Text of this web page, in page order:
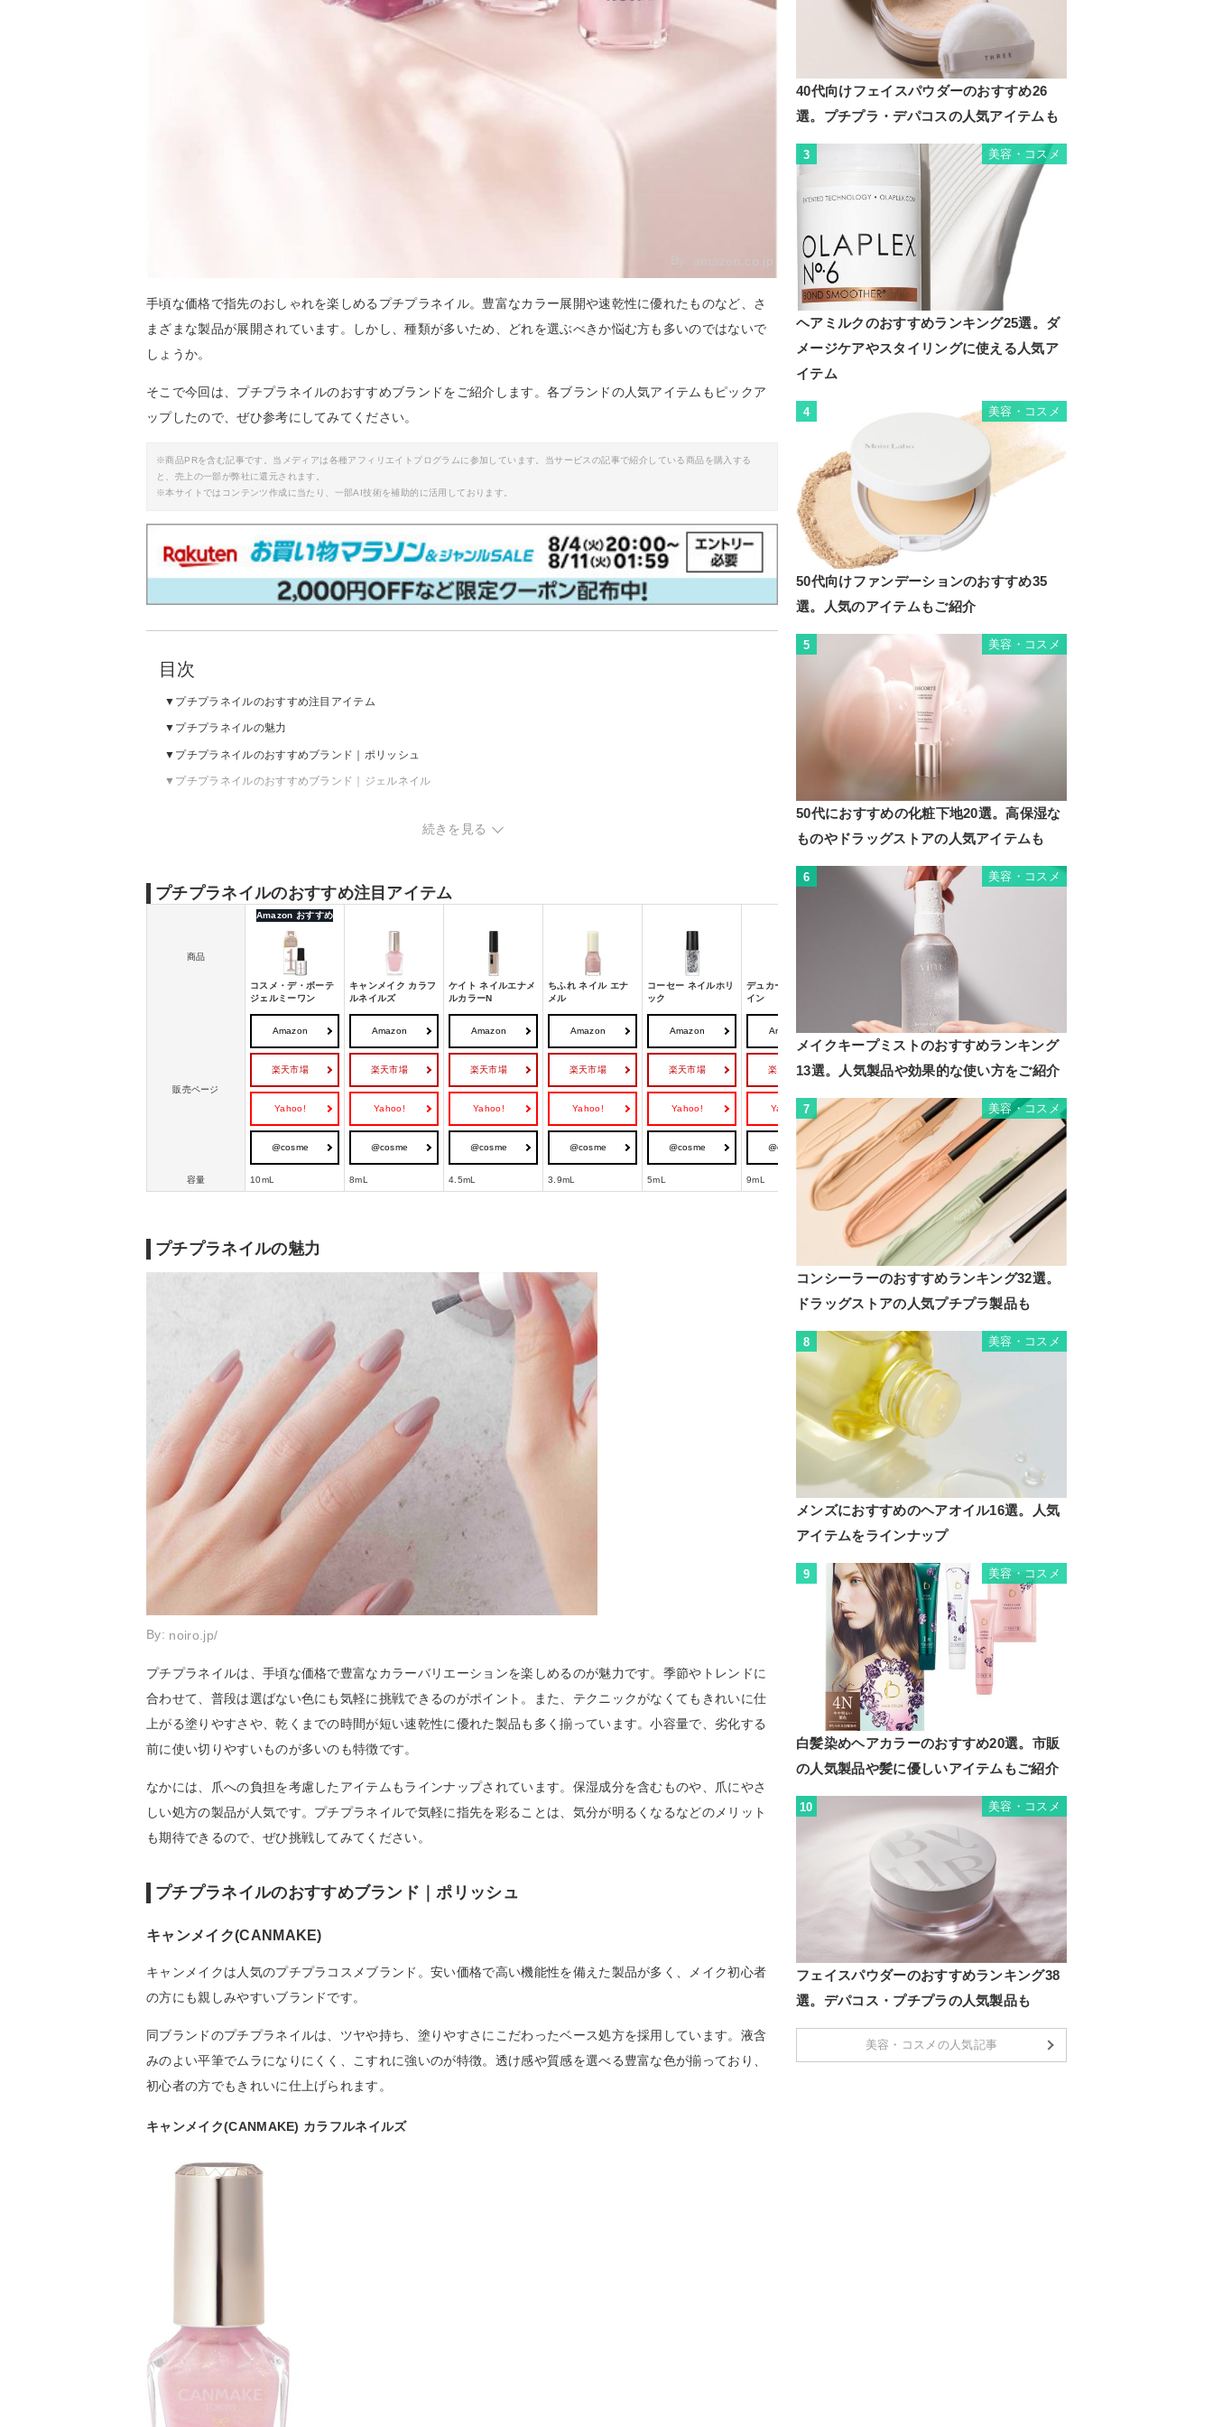
amazon.co.jp
手頃な価格で指先のおしゃれを楽しめるプチプラネイル。豊富なカラー展開や速乾性に優れたものなど、さ
まざまな製品が展開されています。しかし、種類が多いため、どれを選ぶべきか悩む方も多いのではないで
しょうか。
そこで今回は、プチプラネイルのおすすめブランドをご紹介します。各ブランドの人気アイテムもピックア
ップしたので、ぜひ参考にしてみてください。
※商品PRを含む記事です。当メディアは各種アフィリエイトプログラムに参加しています。当サービスの記事で紹介している商品を購入する
と、売上の一部が弊社に還元されます。
※本サイトではコンテンツ作成に当たり、一部AI技術を補助的に活用しております。
目次
プチプラネイルのおすすめ注目アイテム
プチプラネイルの魅力
プチプラネイルのおすすめブランド｜ポリッシュ
プチプラネイルのおすすめブランド｜ジェルネイル
続きを見る
プチプラネイルのおすすめ注目アイテム
商品
Amazon おすすめ
コスメ・デ・ボーテ
ジェルミーワン
キャンメイク カラフ
ルネイルズ
ケイト ネイルエナメ
ルカラーN
ちふれ ネイル エナ
メル
コーセー ネイルホリ
ック
デュカート ネイルマ
イン
販売ページ
Amazon
楽天市場
Yahoo!
@cosme
Amazon
楽天市場
Yahoo!
@cosme
Amazon
楽天市場
Yahoo!
@cosme
Amazon
楽天市場
Yahoo!
@cosme
Amazon
楽天市場
Yahoo!
@cosme
Amazon
楽天市場
Yahoo!
@cosme
容量 10mL 8mL 4.5mL 3.9mL 5mL 9mL
プチプラネイルの魅力
By: noiro.jp/
プチプラネイルは、手頃な価格で豊富なカラーバリエーションを楽しめるのが魅力です。季節やトレンドに
合わせて、普段は選ばない色にも気軽に挑戦できるのがポイント。また、テクニックがなくてもきれいに仕
上がる塗りやすさや、乾くまでの時間が短い速乾性に優れた製品も多く揃っています。小容量で、劣化する
前に使い切りやすいものが多いのも特徴です。
なかには、爪への負担を考慮したアイテムもラインナップされています。保湿成分を含むものや、爪にやさ
しい処方の製品が人気です。プチプラネイルで気軽に指先を彩ることは、気分が明るくなるなどのメリット
も期待できるので、ぜひ挑戦してみてください。
プチプラネイルのおすすめブランド｜ポリッシュ
キャンメイク(CANMAKE)
キャンメイクは人気のプチプラコスメブランド。安い価格で高い機能性を備えた製品が多く、メイク初心者
の方にも親しみやすいブランドです。
同ブランドのプチプラネイルは、ツヤや持ち、塗りやすさにこだわったベース処方を採用しています。液含
みのよい平筆でムラになりにくく、こすれに強いのが特徴。透け感や質感を選べる豊富な色が揃っており、
初心者の方でもきれいに仕上げられます。
キャンメイク(CANMAKE) カラフルネイルズ
40代向けフェイスパウダーのおすすめ26
選。プチプラ・デパコスの人気アイテムも
3 美容・コスメ
ヘアミルクのおすすめランキング25選。ダ
メージケアやスタイリングに使える人気ア
イテム
4 美容・コスメ
50代向けファンデーションのおすすめ35
選。人気のアイテムもご紹介
5 美容・コスメ
50代におすすめの化粧下地20選。高保湿な
ものやドラッグストアの人気アイテムも
6 美容・コスメ
メイクキープミストのおすすめランキング
13選。人気製品や効果的な使い方をご紹介
7 美容・コスメ
コンシーラーのおすすめランキング32選。
ドラッグストアの人気プチプラ製品も
8 美容・コスメ
メンズにおすすめのヘアオイル16選。人気
アイテムをラインナップ
9 美容・コスメ
白髪染めヘアカラーのおすすめ20選。市販
の人気製品や髪に優しいアイテムもご紹介
10 美容・コスメ
フェイスパウダーのおすすめランキング38
選。デパコス・プチプラの人気製品も
美容・コスメの人気記事